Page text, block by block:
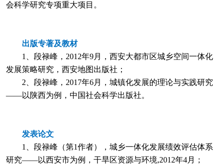
会科学研究专项重大项目。
出版专著及教材
1、段禄峰，2012年9月，西安大都市区城乡空间一体化
发展策略研究，西安地图出版社；
2、段禄峰，2017年6月，城镇化发展的理论与实践研究
——以陕西为例，中国社会科学出版社。
发表论文
1、段禄峰（第1作者），城乡一体化发展绩效评估体系
研究——以西安市为例，干旱区资源与环境,2012年4月；